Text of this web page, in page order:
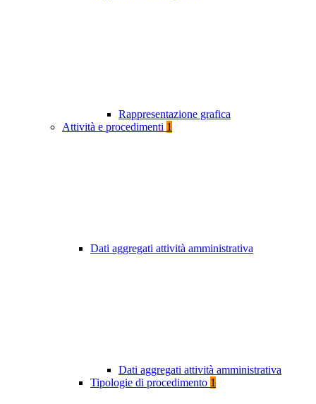
Rappresentazione grafica
Attività e procedimenti 1
Dati aggregati attività amministrativa
Dati aggregati attività amministrativa
Tipologie di procedimento 1